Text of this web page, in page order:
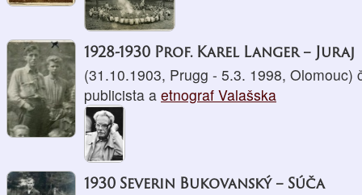
1928-1930 Prof. Karel Langer – Juraj
(31.10.1903, Prugg - 5.3. 1998, Olomouc)
publicista a etnograf Valašska
1930 Severin Bukovanský – Súča